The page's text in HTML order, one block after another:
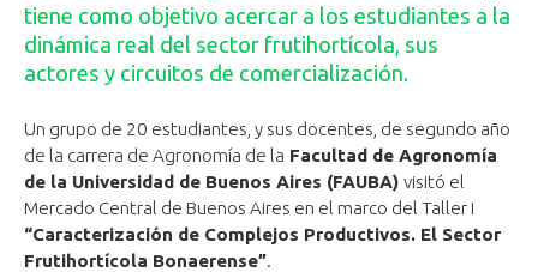
tiene como objetivo acercar a los estudiantes a la
dinámica real del sector frutihortícola, sus
actores y circuitos de comercialización.
Un grupo de 20 estudiantes, y sus docentes, de segundo año
de la carrera de Agronomía de la Facultad de Agronomía
de la Universidad de Buenos Aires (FAUBA) visitó el
Mercado Central de Buenos Aires en el marco del Taller I
“Caracterización de Complejos Productivos. El Sector
Frutihortícola Bonaerense”.